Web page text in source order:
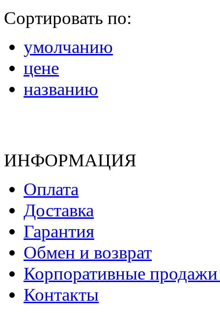
Сортировать по:
умолчанию
цене
названию
ИНФОРМАЦИЯ
Оплата
Доставка
Гарантия
Обмен и возврат
Корпоративные
Контакты